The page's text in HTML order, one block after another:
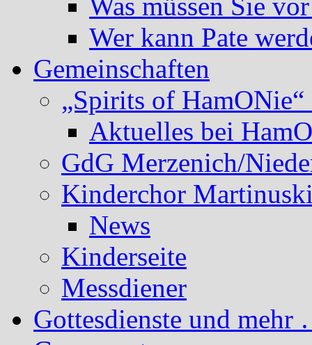
Wer kann Pate
Gemeinschaften
„Spirits of HamONie“
Aktuelles bei
GdG Merzenich/
Kinderchor
News
Kinderseite
Messdiener
Gottesdienste und mehr